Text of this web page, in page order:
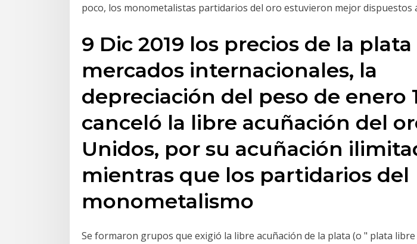
poco, los monometalistas partidarios del oro estuvieron mejor dispuestos
9 Dic 2019 los precios de la
mercados internacionales, la
depreciación del peso de enero
canceló la libre acuñación del
Unidos, por su acuñación
mientras que los partidarios del
monometalismo
Se formaron grupos que exigió la libre acuñación de la plata (o " plata